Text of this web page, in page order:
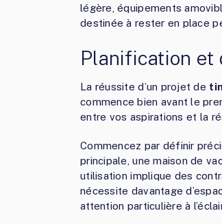
légère, équipements
destinée à rester en place
Planification et
La réussite d’un projet de
commence bien avant le
entre vos aspirations et la
Commencez par définir
principale, une maison de
utilisation implique des
nécessite davantage
attention particulière à